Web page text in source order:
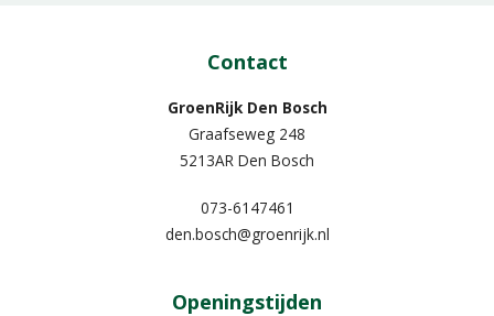
Contact
GroenRijk Den Bosch
Graafseweg 248
5213AR Den Bosch
073-6147461
den.bosch@groenrijk.nl
Openingstijden